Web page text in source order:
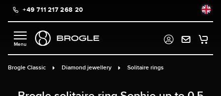
content+49 711 217 268 20
Brogle Classic Diamond jewellery Solitaire rings